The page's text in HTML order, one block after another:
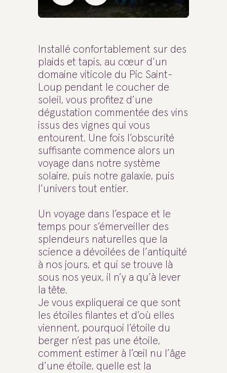
Installé confortablement sur des
plaids et tapis, au cœur d’un
domaine viticole du Pic Saint-
Loup pendant le coucher de
soleil, vous profitez d’une
dégustation commentée des vins
issus des vignes qui vous
entourent. Une fois l’obscurité
suffisante commence alors un
voyage dans notre système
solaire, puis notre galaxie, puis
l’univers tout entier.
Un voyage dans l’espace et le
temps pour s’émerveiller des
splendeurs naturelles que la
science a dévoilées de l’antiquité
à nos jours, et qui se trouve là
sous nos yeux, il n’y a qu’à lever
la tête.
Je vous expliquerai ce que sont
les étoiles filantes et d’où elles
viennent, pourquoi l’étoile du
berger n’est pas une étoile,
comment estimer à l’œil nu l’âge
d’une étoile, quelle est la